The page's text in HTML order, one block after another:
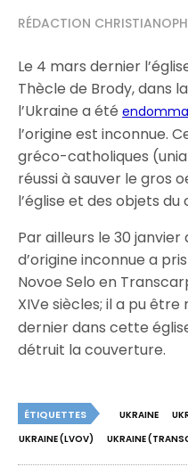
RÉDACTION
Le 4 mars dernier
Thècle de Brody, dans
l’Ukraine a été
l’origine est inconnue.
gréco-catholiques
réussi à sauver le gros
l’église et des objets
Par ailleurs le 30
d’origine inconnue a
Novoe Selo en
XIVe siècles; il a pu
dernier dans cette
détruit la couverture.
ÉTIQUETTES UKRAINE
UKRAINE (LVOV)
UKRAINE